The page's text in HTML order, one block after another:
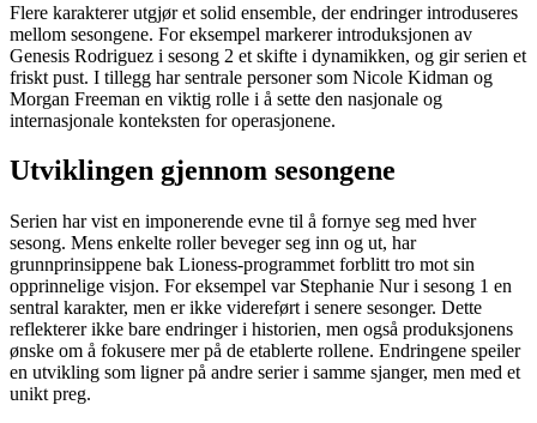
Flere karakterer utgjør et solid ensemble, der endringer introduseres
mellom sesongene. For eksempel markerer introduksjonen av
Genesis Rodriguez i sesong 2 et skifte i dynamikken, og gir serien et
friskt pust. I tillegg har sentrale personer som Nicole Kidman og
Morgan Freeman en viktig rolle i å sette den nasjonale og
internasjonale konteksten for operasjonene.
Utviklingen gjennom sesongene
Serien har vist en imponerende evne til å fornye seg med hver
sesong. Mens enkelte roller beveger seg inn og ut, har
grunnprinsippene bak Lioness-programmet forblitt tro mot sin
opprinnelige visjon. For eksempel var Stephanie Nur i sesong 1 en
sentral karakter, men er ikke videreført i senere sesonger. Dette
reflekterer ikke bare endringer i historien, men også produksjonens
ønske om å fokusere mer på de etablerte rollene. Endringene speiler
en utvikling som ligner på andre serier i samme sjanger, men med et
unikt preg.